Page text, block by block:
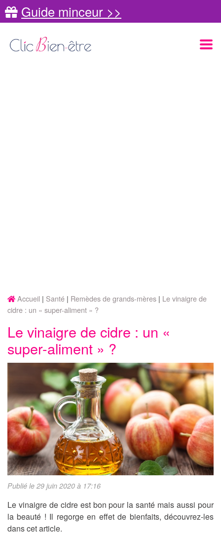
Guide minceur >>
Accueil Santé Remèdes de grands-mères
Le vinaigre de
cidre : un « super-aliment » ?
Le vinaigre de cidre : un «
super-aliment » ?
Publié le 29 juin 2020 à 17:16
Le vinaigre de cidre est bon pour la santé mais aussi pour
la beauté ! Il regorge en effet de bienfaits, découvrez-les
dans cet article.